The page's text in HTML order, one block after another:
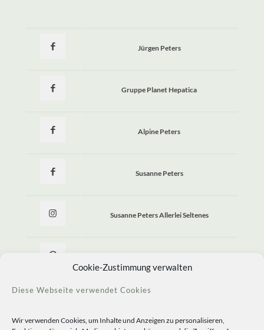
Cookie-Zustimmung verwalten
Diese Webseite verwendet Cookies
Wir verwenden Cookies, um Inhalte und Anzeigen zu personalisieren,
Jürgen Peters
Gruppe Planet Hepatica
Alpine Peters
Susanne Peters
Susanne Peters Allerlei Seltenes